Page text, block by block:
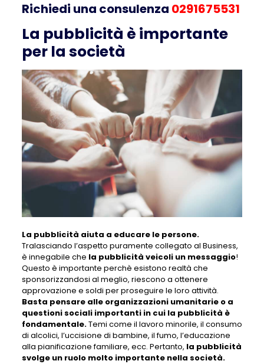
Richiedi una consulenza 0291675531
La pubblicità è importante
per la società
La pubblicità aiuta a educare le persone.
Tralasciando l’aspetto puramente collegato al Business,
è innegabile che la pubblicità veicoli un messaggio!
Questo è importante perchè esistono realtà che
sponsorizzandosi al meglio, riescono a ottenere
approvazione e soldi per proseguire le loro attività.
Basta pensare alle organizzazioni umanitarie o a
questioni sociali importanti in cui la pubblicità è
fondamentale.Temi come il lavoro minorile, il consumo
di alcolici, l’uccisione di bambine, il fumo, l’educazione
alla pianificazione familiare, ecc. Pertanto, la pubblicità
svolge un ruolo molto importante nella società.